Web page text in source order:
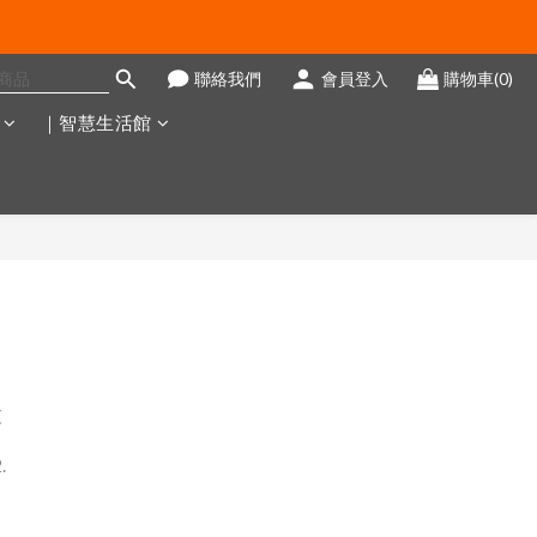
聯絡我們 會員登入 購物車(0)
｜智慧生活館